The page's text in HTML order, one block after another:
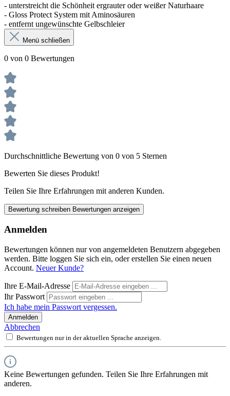
- unterstreicht die Schönheit ergrauter oder weißer Naturhaare
- Gloss Protect System mit Aminosäuren
- entfernt ungewünschte Gelbschleier
Menü schließen
0 von 0 Bewertungen
Durchschnittliche Bewertung von 0 von 5 Sternen
Bewerten Sie dieses Produkt!
Teilen Sie Ihre Erfahrungen mit anderen Kunden.
Bewertung schreiben Bewertungen anzeigen
Anmelden
Bewertungen können nur von angemeldeten Benutzern abgegeben
werden. Bitte loggen Sie sich ein, oder erstellen Sie einen neuen
Account. Neuer Kunde?
Ihre E-Mail-Adresse
Ihr Passwort
Ich habe mein Passwort vergessen.
Anmelden
Abbrechen
Bewertungen nur in der aktuellen Sprache anzeigen.
Keine Bewertungen gefunden. Teilen Sie Ihre Erfahrungen mit
anderen.